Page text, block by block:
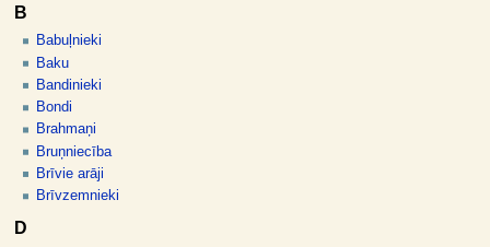
B
Babuļnieki
Baku
Bandinieki
Bondi
Brahmaņi
Bruņniecība
Brīvie arāji
Brīvzemnieki
D